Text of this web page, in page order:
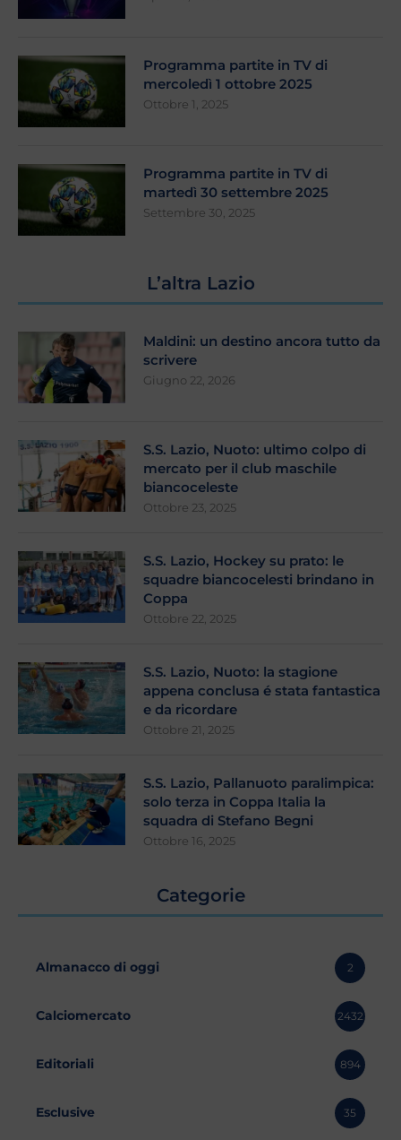
Programma partite in TV di
mercoledì 1 ottobre 2025
Ottobre 1, 2025
Programma partite in TV di
martedì 30 settembre 2025
Settembre 30, 2025
L’altra Lazio
Maldini: un destino ancora tutto da
scrivere
Giugno 22, 2026
S.S. Lazio, Nuoto: ultimo colpo di
mercato per il club maschile
biancoceleste
Ottobre 23, 2025
S.S. Lazio, Hockey su prato: le
squadre biancocelesti brindano in
Coppa
Ottobre 22, 2025
S.S. Lazio, Nuoto: la stagione
appena conclusa é stata fantastica
e da ricordare
Ottobre 21, 2025
S.S. Lazio, Pallanuoto paralimpica:
solo terza in Coppa Italia la
squadra di Stefano Begni
Ottobre 16, 2025
Categorie
Almanacco di oggi 2
Calciomercato 2432
Editoriali 894
Esclusive 35